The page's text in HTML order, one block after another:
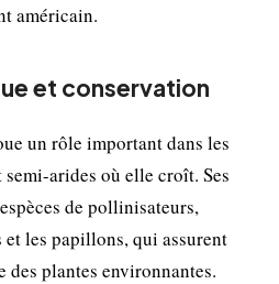
américain.
et conservation
un rôle important dans les
semi-arides où elle croît. Ses
de pollinisateurs,
les papillons, qui assurent
plantes environnantes.